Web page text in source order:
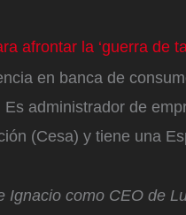
afrontar la ‘guerra de
en banca de
administrador de
(Cesa) y tiene una
Ignacio como CEO de